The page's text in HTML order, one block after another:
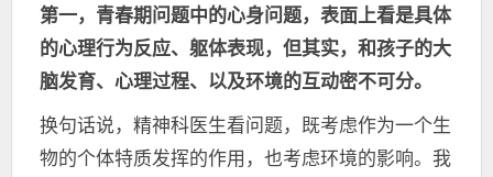
第一，青春期问题中的心身问题，表面上看是具体
的心理行为反应、躯体表现，但其实，和孩子的大
脑发育、心理过程、以及环境的互动密不可分。
换句话说，精神科医生看问题，既考虑作为一个生
物的个体特质发挥的作用，也考虑环境的影响。我